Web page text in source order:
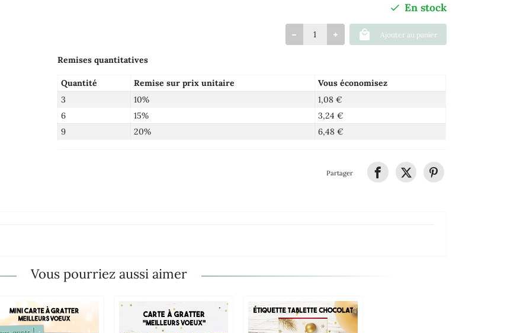
En stock
Ajouter au panier
Remises quantitatives
Quantité Remise sur prix unitaire
Vous économisez
3
10%
1,08 €
6
15%
3,24 €
9
20% 6,48 €
Partager
Vous pourriez aussi aimer